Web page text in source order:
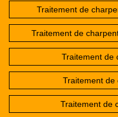
Traitement de
Traitement de
Traitement de
Traitement de
Traitement de